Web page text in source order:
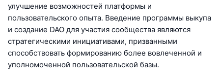
улучшение возможностей платформы и
пользовательского опыта. Введение программы выкупа
и создание DAO для участия сообщества являются
стратегическими инициативами, призванными
способствовать формированию более вовлеченной и
уполномоченной пользовательской базы.